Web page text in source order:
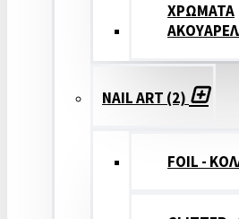
ΧΡΩΜΑΤΑ
NAIL ART (2)
FOIL -